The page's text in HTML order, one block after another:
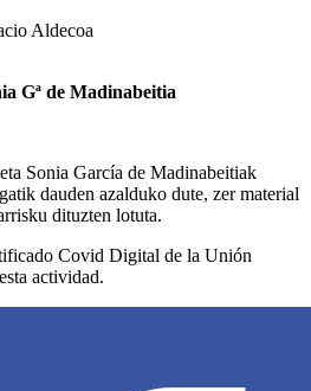
Aldecoa
Gª de Madinabeitia
Sonia García de Madinabeitiak
dauden azalduko dute, zer material
dituzten lotuta.
Covid Digital de la Unión
actividad.